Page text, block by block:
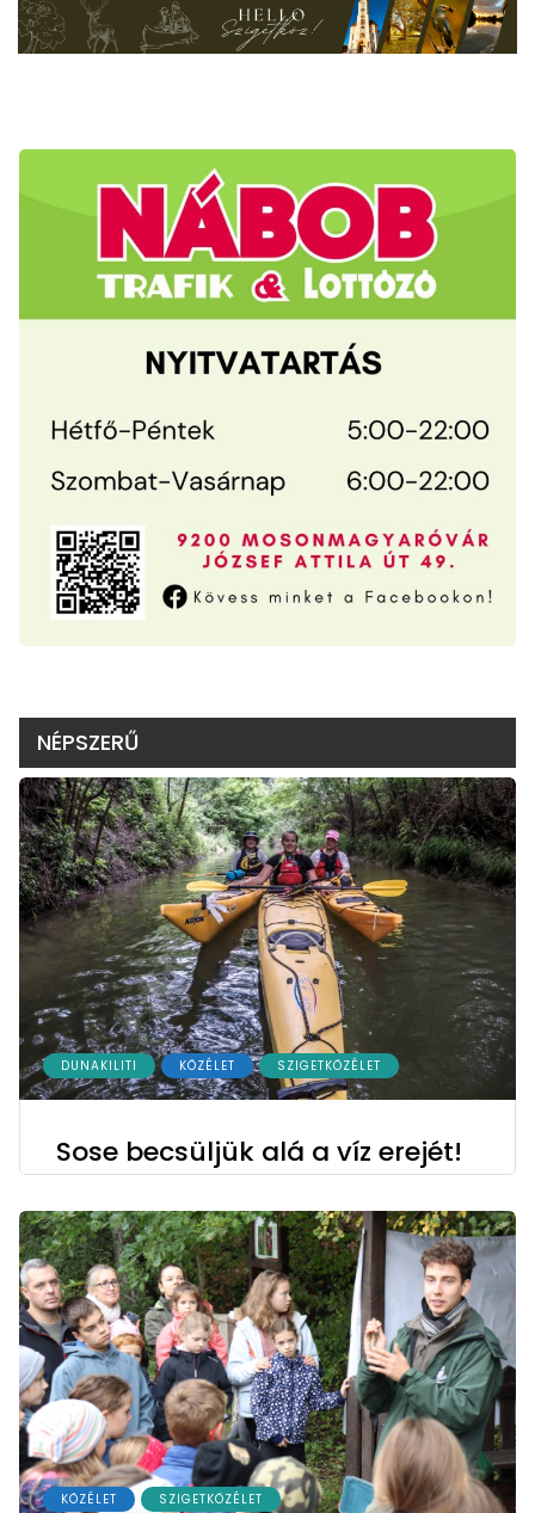
NÉPSZERŰ
DUNAKILITI KÖZÉLET SZIGETKÖZÉLET
Sose becsüljük alá a víz erejét!
KÖZÉLET SZIGETKÖZÉLET